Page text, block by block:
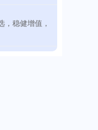
，稳健增值，